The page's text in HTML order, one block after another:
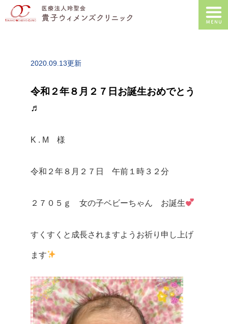
2020.09.13更新
令和２年８月２７日お誕生おめでとう
♬
K . M 様
令和２年８月２７日 午前１時３２分
２７０５ｇ 女の子ベビーちゃん お誕生
すくすくと成長されますようお祈り申し上げ
ます